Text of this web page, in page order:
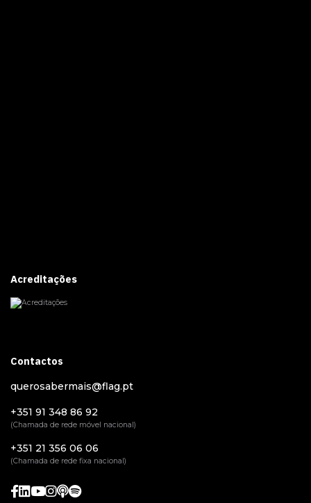
Acreditações
Contactos
querosabermais@flag.pt
+351 91 348 86 92
(Chamada de rede móvel nacional)
+351 21 356 06 06
(Chamada de rede fixa nacional)